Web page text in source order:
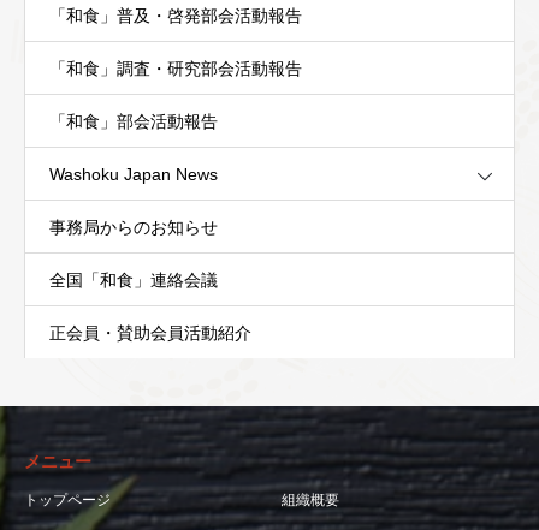
「和食」普及・啓発部会活動報告
「和食」調査・研究部会活動報告
「和食」部会活動報告
Washoku Japan News
事務局からのお知らせ
全国「和食」連絡会議
正会員・賛助会員活動紹介
メニュー
トップページ 組織概要